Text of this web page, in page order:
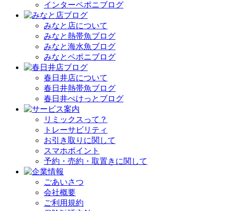
インターペポニブログ
みなと店について
みなと熱帯魚ブログ
みなと海水魚ブログ
みなとペポニブログ
春日井店について
春日井熱帯魚ブログ
春日井ぺけっとブログ
リミックスって？
トレーサビリティ
お引き取りに関して
スマホポイント
予約・売約・取置きに関して
ごあいさつ
会社概要
ご利用規約